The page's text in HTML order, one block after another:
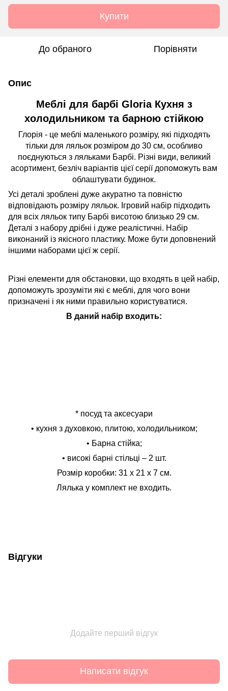
Купити
До обраного Порівняти
Опис
Меблі для барбі Gloria Кухня з
холодильником та барною стійкою
Глорія - це меблі маленького розміру, які підходять
тільки для ляльок розміром до 30 см, особливо
поєднуються з ляльками Барбі. Різні види, великий
асортимент, безліч варіантів цієї серії допоможуть вам
облаштувати будинок.
Усі деталі зроблені дуже акуратно та повністю
відповідають розміру ляльок. Ігровий набір підходить
для всіх ляльок типу Барбі висотою близько 29 см.
Деталі з набору дрібні і дуже реалістичні. Набір
виконаний із якісного пластику. Може бути доповнений
іншими наборами цієї ж серії.
Різні елементи для обстановки, що входять в цей набір,
допоможуть зрозуміти які є меблі, для чого вони
призначені і як ними правильно користуватися.
В даний набір входить:
* посуд та аксесуари
• кухня з духовкою, плитою, холодильником;
• Барна стійка;
• високі барні стільці – 2 шт.
Розмір коробки: 31 х 21 х 7 см.
Лялька у комплект не входить.
Відгуки
Додайте перший відгук
Написати відгук